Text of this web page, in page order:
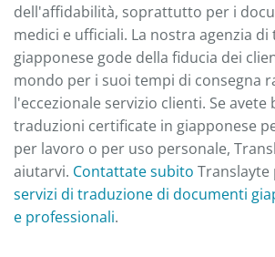
dell'affidabilità, soprattutto per i
medici e ufficiali. La nostra agenzia
giapponese gode della fiducia dei
mondo per i suoi tempi di consegna
l'eccezionale servizio clienti. Se avete
traduzioni certificate in giapponese
per lavoro o per uso personale,
aiutarvi. Contattate subito
servizi di traduzione di documenti
e professionali.